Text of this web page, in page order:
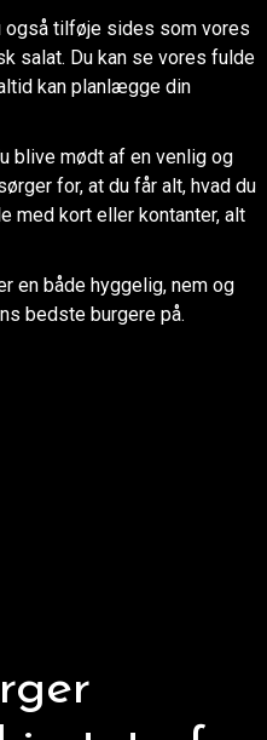
også tilføje sides som vores
salat. Du kan se vores fulde
kan planlægge din
blive mødt af en venlig og
for, at du får alt, hvad du
med kort eller kontanter, alt
en både hyggelig, nem og
bedste burgere på.